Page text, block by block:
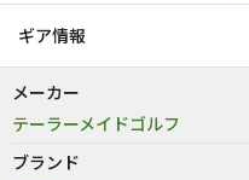
ギア情報
メーカー
テーラーメイドゴルフ
ブランド